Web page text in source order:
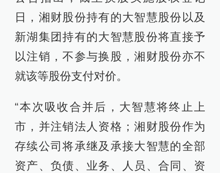
日，湘财股份持有的大智慧股份以及
新湖集团持有的大智慧股份将直接予
以注销，不参与换股，湘财股份亦不
就该等股份支付对价。
“本次吸收合并后，大智慧将终止上
市，并注销法人资格；湘财股份作为
存续公司将承继及承接大智慧的全部
资产、负债、业务、人员、合同、资